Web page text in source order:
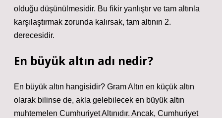
olduğu düşünülmesidir. Bu fikir yanlıştır ve tam altınla
karşılaştırmak zorunda kalırsak, tam altının 2.
derecesidir.
En büyük altın adı nedir?
En büyük altın hangisidir? Gram Altın en küçük altın
olarak bilinse de, akla gelebilecek en büyük altın
muhtemelen Cumhuriyet Altınıdır. Ancak, Cumhuriyet